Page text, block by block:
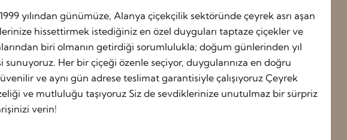
yılından günümüze, Alanya çiçekçilik sektöründe çeyrek asrı aşan
hissettirmek istediğiniz en özel duyguları taptaze çiçekler ve
biri olmanın getirdiği sorumlulukla; doğum günlerinden yıl
Her bir çiçeği özenle seçiyor, duygularınıza en doğru
ve aynı gün adrese teslimat garantisiyle çalışıyoruz Çeyrek
ve mutluluğu taşıyoruz Siz de sevdiklerinize unutulmaz bir sürpriz
verin!